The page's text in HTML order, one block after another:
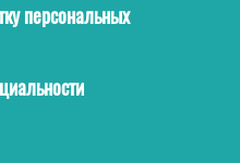
персональных